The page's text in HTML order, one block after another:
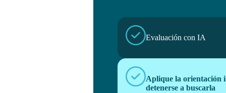
Evaluación con IA
Aplique la orientación
detenerse a buscarla